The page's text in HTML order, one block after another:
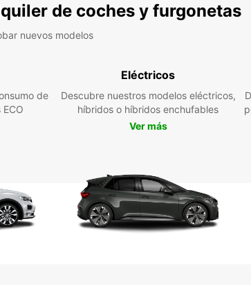
de coches y furgonetas
nuevos modelos
de
Eléctricos
Descubre nuestros modelos eléctricos,
híbridos o híbridos enchufables
Ver más